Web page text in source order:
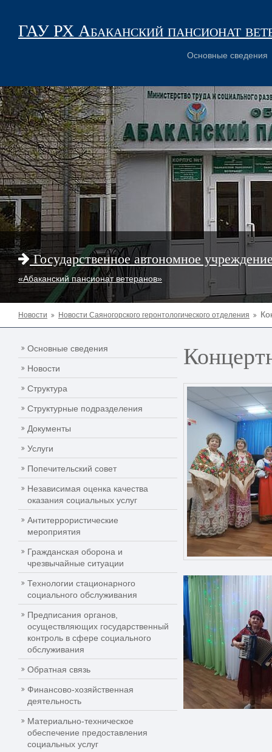
ГАУ РХ Абаканский пансионат
Основные сведения
Государственное автономное
«Абаканский пансионат ветеранов»
Новости Новости Саяногорского геронтологического отделения
Основные сведения
Новости
Структура
Структурные подразделения
Документы
Услуги
Попечительский совет
Независимая оценка качества
оказания социальных услуг
Антитеррористические
мероприятия
Гражданская оборона и
чрезвычайные ситуации
Технологии стационарного
социального обслуживания
Предписания органов,
осуществляющих государственный
контроль в сфере социального
обслуживания
Обратная связь
Финансово-хозяйственная
деятельность
Материально-техническое
обеспечение предоставления
социальных услуг